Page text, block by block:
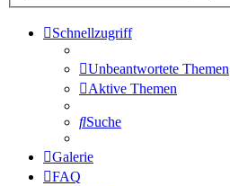
Schnellzugriff
Unbeantwortete Themen
Aktive Themen
Suche
Galerie
FAQ